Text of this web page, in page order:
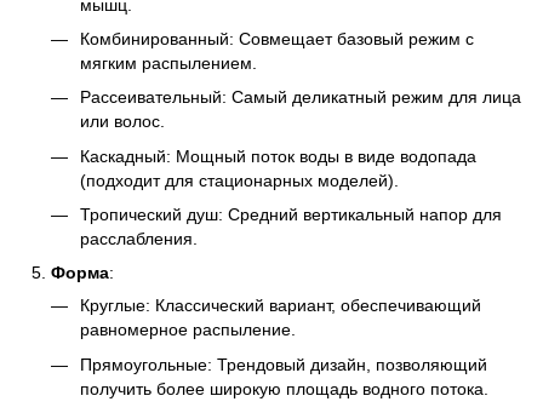
мышц.
Комбинированный: Совмещает базовый режим с
мягким распылением.
Рассеивательный: Самый деликатный режим для лица
или волос.
Каскадный: Мощный поток воды в виде водопада
(подходит для стационарных моделей).
Тропический душ: Средний вертикальный напор для
расслабления.
Форма:
Круглые: Классический вариант, обеспечивающий
равномерное распыление.
Прямоугольные: Трендовый дизайн, позволяющий
получить более широкую площадь водного потока.